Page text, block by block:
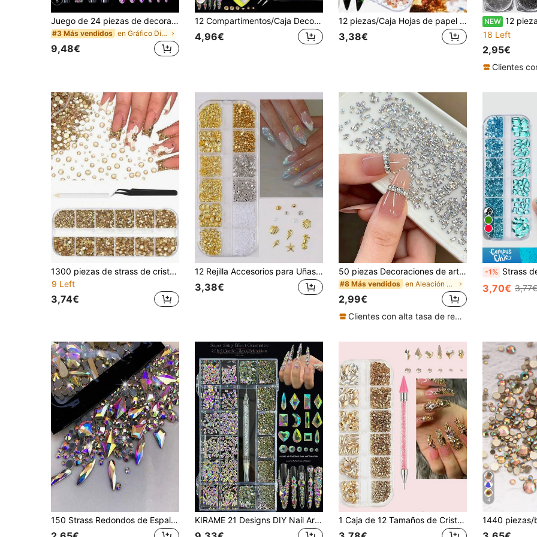
Juego de 24 piezas de decoración de uñas con strass y pinzas, incluye formas de diamante, lazo, estrella, corazón y otras en múltiples colores, suministros de arte de uñas estilo Y2K DIY para uso diario y de viaje, adornos para uñas
#3 Más vendidos en Gráfico Diamantes de imitación y decoraciones
9,48€
12 Compartimentos/Caja Decoraciones de Uñas 3D con Aleación, Gemas, Cristales y Strass, 12 Ranuras de Joyería de Strass para Uñas, Set de Decoración de Uñas con Estilos y Formas Mixtas de Vidrio, Adecuado para Uñas, Ropa, Decoración DIY de Cara y Encantos de Uñas
4,96€
12 piezas/Caja Hojas de papel de oro, Escamas de papel de aluminio de colores, Decoraciones de arte de uñas personalizables, Productos de cuidado de uñas, Accesorios de uñas, Decoración de uñas, Adecuado para salones de uñas profesionales y DIY en casa, Partes de uñas, Encantos de uñas
3,38€
NEW 12 piezas/Set Encantos de Uñas de Cadena Dorada y Plateada
18 Left
2,95€
1300 piezas de strass de cristal dorado champán con base plana, adecuado para manualidades, 6 tamaños de strass de cristal dorado, adecuado para diseño de arte de uñas, decoraciones de arte de uñas, gemas de arte de uñas, suministros de uñas DIY, dijes de arte de uñas
9 Left
3,74€
12 Rejilla Accesorios para Uñas Serie Oceánica Remaches Caballito de Mar Estrella de Mar Concha Caracol Fondo Plano Resina Perla Strass Mezclados Decoración de Uñas DIY
3,38€
50 piezas Decoraciones de arte de uñas con strass de espalda plana 3D, encantos de diamantes con brillo, lentejuelas lindas DIY para suministros de uñas de mujer
#8 Más vendidos en Aleación para decoración de uñas Diamantes de i
2,99€
Clientes con alta tasa de repetición
7
-1% Strass de cristal K9 en azul lago, forma redonda/cuadrada, fondo plano de 6
3,70€ 3,77€
150 Strass Redondos de Espalda Plana + 20 Strass Asimétricos Grandes de Zirconia Negra y Roja para Uñas Suministros para Uñas Decoraciones para Uñas Gemas para Uñas Encantos para Uñas KIRAME 21 Designs DIY Nail Art K9 AB Holographic Flat-Back Rhinestones - 30 piezas cada uno de strass de alto brillo con bolígrafo de puntos, salón de uñas, proveedores de uñas, artículos para uñas, adornos para uñas, uñas de verano y viaje, regalos de festival 1 Caja de 12 Tamaños de Cristales Dorados para Uñas, Mini Cristales Planos de 1.5-4mm & Gemas 3D Surtidas, Incluye Bolígrafo de Puntos de Doble Punta para Arte de Uñas con Cristales, Diamantes y Gemas Colgantes Dorados Champán para Decoración de Uñas, Suministros para Uñas, Encantos para Uñas
4